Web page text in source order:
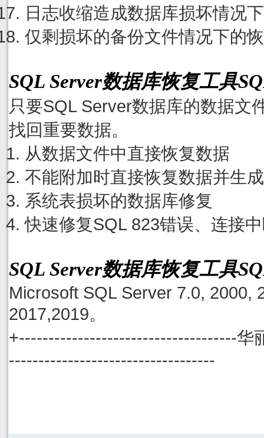
日志收缩造成数据库损坏情况
仅剩损坏的备份文件情况下的
SQL Server数据库恢复工具
只要SQL Server数据库的数据文
找回重要数据。
从数据文件中直接恢复数据
不能附加时直接恢复数据并生
系统表损坏的数据库修复
快速修复SQL 823错误、连接
SQL Server数据库恢复工具
Microsoft SQL Server 7.0, 2000,
2017,2019。
+-------------------------------------华
-----------------------------------